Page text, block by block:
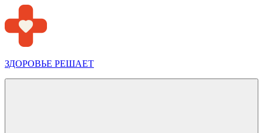
Перейти
к
содержимому
ЗДОРОВЬЕ РЕШАЕТ